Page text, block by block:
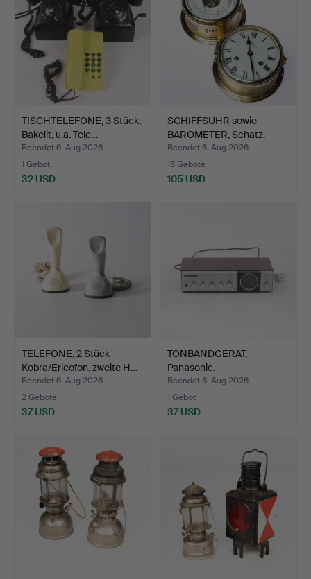
TISCHTELEFONE, 3 Stück,
Bakelit, u.a. Tele…
Beendet 6. Aug 2026
1 Gebot
32 USD
SCHIFFSUHR sowie
BAROMETER, Schatz.
Beendet 6. Aug 2026
15 Gebote
105 USD
TELEFONE, 2 Stück
Kobra/Ericofon, zweite H…
Beendet 6. Aug 2026
2 Gebote
37 USD
TONBANDGERÄT,
Panasonic.
Beendet 6. Aug 2026
1 Gebot
37 USD